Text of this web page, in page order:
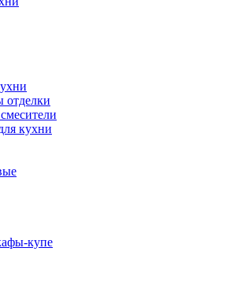
отделки
кухни
купе